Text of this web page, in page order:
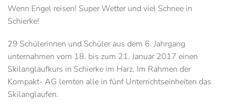
Wenn Engel reisen! Super Wetter und viel Schnee in
Schierke!
29 Schülerinnen und Schüler aus dem 6. Jahrgang
unternahmen vom 18. bis zum 21. Januar 2017 einen
Skilanglaufkurs in Schierke im Harz. Im Rahmen der
Kompakt- AG lernten alle in fünf Unterrichtseinheiten das
Skilanglaufen.